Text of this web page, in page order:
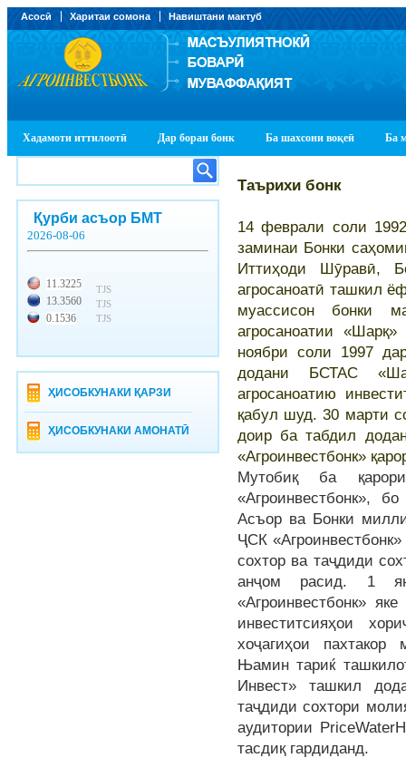
Асосӣ Харитаи сомона Навиштани мактуб
Хадамоти иттилоотӣ Дар бораи бонк Ба шахсони воқеӣ Ба
Қурби асъор БМТ
2026-08-06
11.3225
13.3560
0.1536
TJS
TJS
TJS
ҲИСОБКУНАКИ ҚАРЗИ
ҲИСОБКУНАКИ АМОНАТӢ
Таърихи бонк
14 феврали соли
заминаи Бонки
Иттиҳоди Шӯравӣ,
агросаноатӣ ташкил
муассисон бонки
агросаноатии
ноябри соли 1997
додани БСТАС
агросаноатию
қабул шуд. 30 марти
доир ба табдил
«Агроинвестбонк»
Мутобиқ ба
«Агроинвестбонк»,
Асъор ва Бонки
ҶСК
сохтор ва таҷдиди
анҷом расид. 1
«Агроинвестбонк»
инвеститсияҳои
хоҷагиҳои
Њамин тариќ
Инвест» ташкил
таҷдиди сохтори
аудитории
тасдиқ гардиданд.